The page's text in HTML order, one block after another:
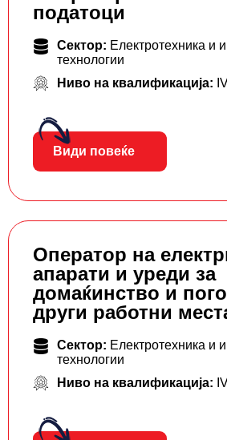
податоци
Сектор: Електротехника и
технологии
Ниво на квалификација:
Види повеќе
Оператор на
апарати и уреди за
домаќинство и
други работни
Сектор: Електротехника и
технологии
Ниво на квалификација: